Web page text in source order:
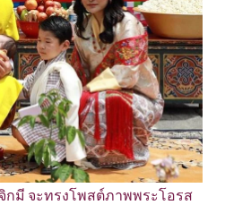
กมี จะทรงโพสต์ภาพพระโอรส